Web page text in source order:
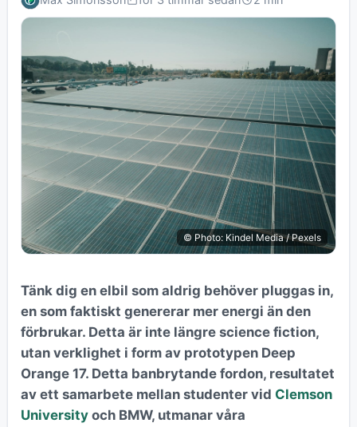
© Photo: Kindel Media / Pexels
Tänk dig en elbil som aldrig behöver pluggas in,
en som faktiskt genererar mer energi än den
förbrukar. Detta är inte längre science fiction,
utan verklighet i form av prototypen Deep
Orange 17. Detta banbrytande fordon, resultatet
av ett samarbete mellan studenter vid Clemson
Universityoch BMW, utmanar våra